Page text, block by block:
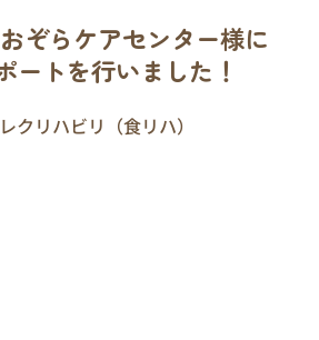
ぞらケアセンター様に
ートを行いました！
クリハビリ（食リハ）